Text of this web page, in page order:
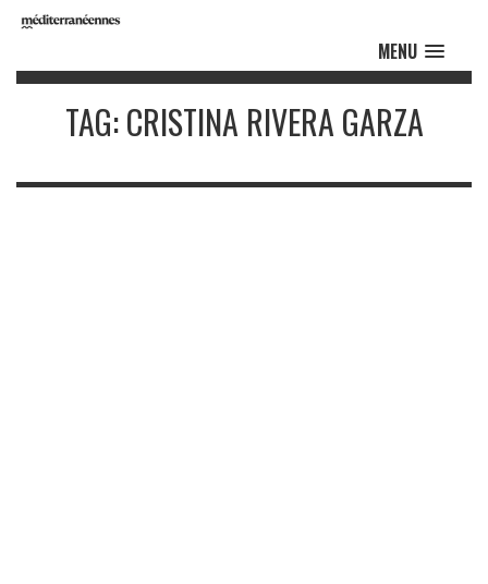
MENU
TAG: CRISTINA RIVERA GARZA